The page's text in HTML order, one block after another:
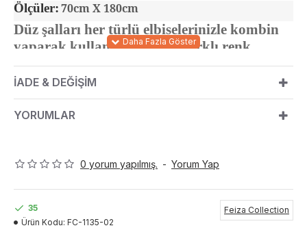
Ölçüler:70cm X 180cm
Düz şalları her türlü elbiselerinizle kombin
yaparak kullanabilirsiniz. Farklı renk
alternatifleriyle bulabilirsiniz.
İADE & DEĞIŞIM
YORUMLAR
0 yorum yapılmış. - Yorum Yap
35
Ürün Kodu: FC-1135-02
Feiza Collection